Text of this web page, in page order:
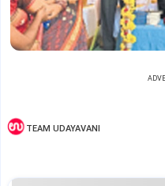
TEAM UDAYAVANI